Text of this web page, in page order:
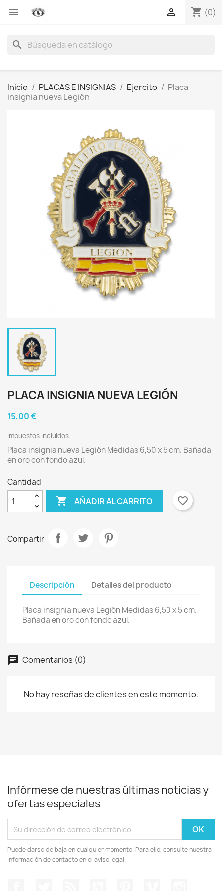
 shopping_cart (0)

search
Inicio PLACAS E INSIGNIAS Ejercito
Placa
insignia nueva Legión
PLACA INSIGNIA NUEVA LEGIÓN
15,00 €
Impuestos incluidos
Placa insignia nueva Legión Medidas 6,50 x 5 cm. Bañada
en oro con fondo azul.
Cantidad
 AÑADIR AL CARRITO favorite_border
Compartir
Descripción Detalles del producto
Placa insignia nueva Legión Medidas 6,50 x 5 cm.
Bañada en oro con fondo azul.
Comentarios (0)
No hay reseñas de clientes en este momento.
Infórmese de nuestras últimas noticias y
ofertas especiales
Puede darse de baja en cualquier momento. Para ello, consulte nuestra
información de contacto en el aviso legal.